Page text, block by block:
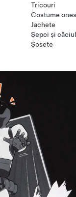
Tricouri
Costume
Jachete
Șepci și
Șosete